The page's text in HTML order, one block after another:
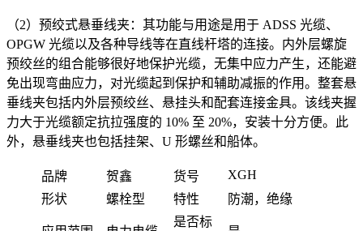
（2）预绞式悬垂线夹：其功能与用途是用于 ADSS 光缆、
OPGW 光缆以及各种导线等在直线杆塔的连接。内外层螺旋
预绞丝的组合能够很好地保护光缆，无集中应力产生，还能避
免出现弯曲应力，对光缆起到保护和辅助减振的作用。整套悬
垂线夹包括内外层预绞丝、悬挂头和配套连接金具。该线夹握
力大于光缆额定抗拉强度的 10% 至 20%，安装十分方便。此
外，悬垂线夹也包括挂架、U 形螺丝和船体。
品牌 贺鑫 货号
XGH
形状
螺栓型 特性 防潮，绝缘
是否标